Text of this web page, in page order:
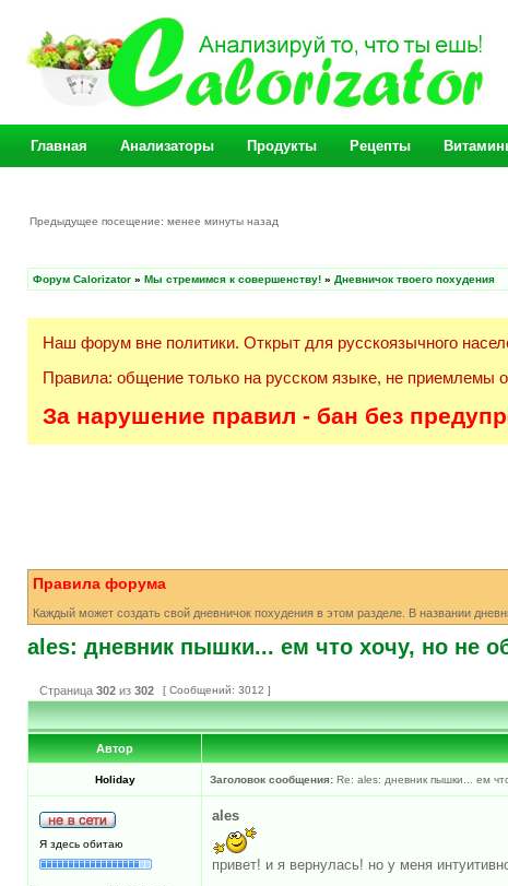
Главная Анализаторы Продукты Рецепты
Предыдущее посещение: менее минуты назад
Форум Calorizator » Мы стремимся к совершенству! » Дневничок твоего похудения
Наш форум вне политики. Открыт для русскоязычного
Правила: общение только на русском языке, не приемлемы
За нарушение правил - бан без
Правила форума
Каждый может создать свой дневничок похудения в этом разделе. В названии
ales: дневник пышки... ем что хочу, но не
Страница 302 из 302 [ Сообщений: 3012 ]
Автор
Holiday Заголовок сообщения: Re: ales: дневник пышки... ем
Я здесь обитаю
ales
привет! и я вернулась! но у меня